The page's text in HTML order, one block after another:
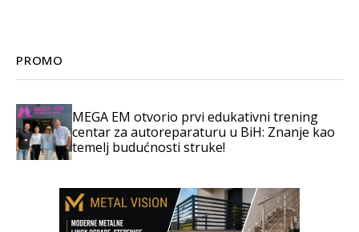
PROMO
MEGA EM otvorio prvi edukativni trening
centar za autoreparaturu u BiH: Znanje kao
temelj budućnosti struke!